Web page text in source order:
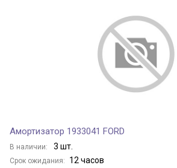
Амортизатор 1933041 FORD
В наличии: 3 шт.
Срок ожидания: 12 часов